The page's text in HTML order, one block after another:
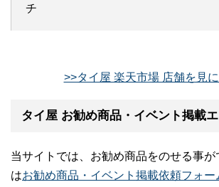
チ
>>タイ屋 楽天市場 店舗を見
タイ屋 お勧め商品・イベント掲載
当サイトでは、お勧め商品をのせる事
はお勧め商品・イベント掲載依頼フォー